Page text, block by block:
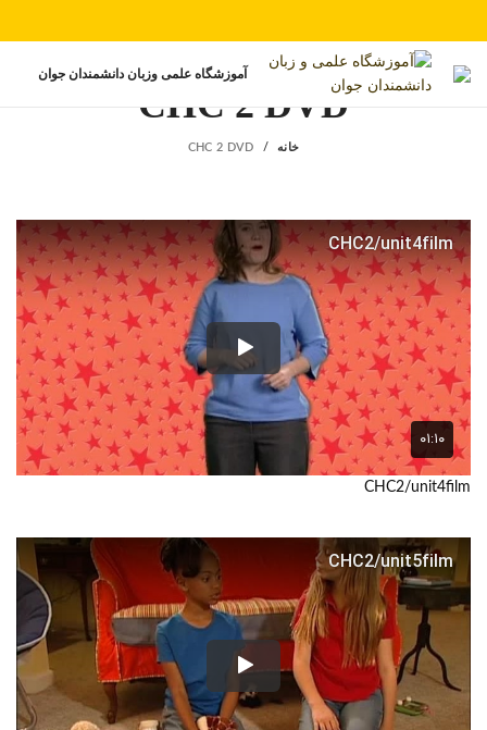
آموزشگاه علمی وزبان دانشمندان جوان
CHC 2 DVD
خانه CHC 2 DVD
CHC2/unit4film